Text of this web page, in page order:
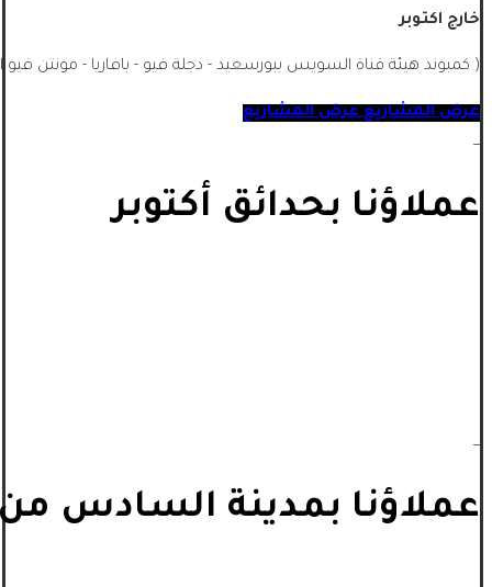
خارج اكتوبر
( كمبوند هيئة قناة السويس ببورسعيد - دجلة فيو - بافاريا - مونتن
عرض المشاريععرض المشاريع
_
عملاؤنا بحدائق أكتوبر
_
عملاؤنا بمدينة السادس من